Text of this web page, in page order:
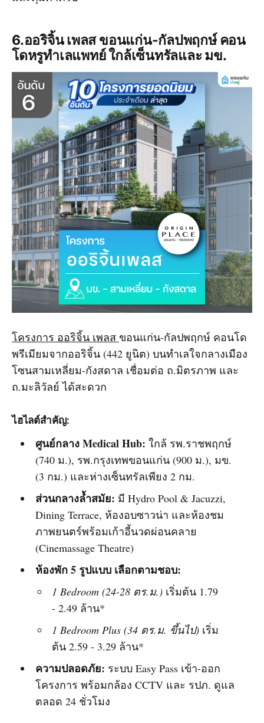
6.ออริจิ้น เพลส ขอนแก่น-กัลปพฤกษ์ คอน
โดหรูทำเลแพทย์ ใกล้เซ็นทรัลและ มข.
โครงการ ออริจิ้น เพลส ขอนแก่น-กัลปพฤกษ์ คอนโด
พรีเมียมจากออริจิ้น (442 ยูนิต) บนทำเลใจกลางเมือง
โซนสามเหลี่ยม-กังสดาล เชื่อมต่อ ถ.มิตรภาพ และ
ถ.มะลิวัลย์ ได้สะดวก
ไฮไลต์สำคัญ:
ศูนย์กลาง Medical Hub: ใกล้ รพ.ราชพฤกษ์
(740 ม.), รพ.กรุงเทพขอนแก่น (900 ม.), มข.
(3 กม.) และห่างเซ็นทรัลเพียง 2 กม.
ส่วนกลางล้ำสมัย: มี Hydro Pool & Jacuzzi,
Dining Terrace, ห้องอบซาวน่า และห้องชม
ภาพยนตร์พร้อมเก้าอี้นวดผ่อนคลาย
(Cinemassage Theatre)
ห้องพัก 5 รูปแบบ เลือกตามชอบ:
1 Bedroom (24-28 ตร.ม.) เริ่มต้น 1.79
- 2.49 ล้าน*
1 Bedroom Plus (34 ตร.ม. ขึ้นไป) เริ่ม
ต้น 2.59 - 3.29 ล้าน*
ความปลอดภัย: ระบบ Easy Pass เข้า-ออก
โครงการ พร้อมกล้อง CCTV และ รปภ. ดูแล
ตลอด 24 ชั่วโมง